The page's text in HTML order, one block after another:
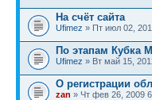
На счёт сайта
Ufimez » Пт июл 02,
По этапам Кубка
Ufimez » Вт май 15,
О регистрации
zan » Чт фев 26, 2009